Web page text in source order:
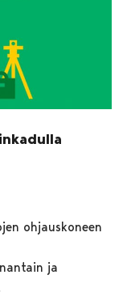
ohjauskoneen
ja